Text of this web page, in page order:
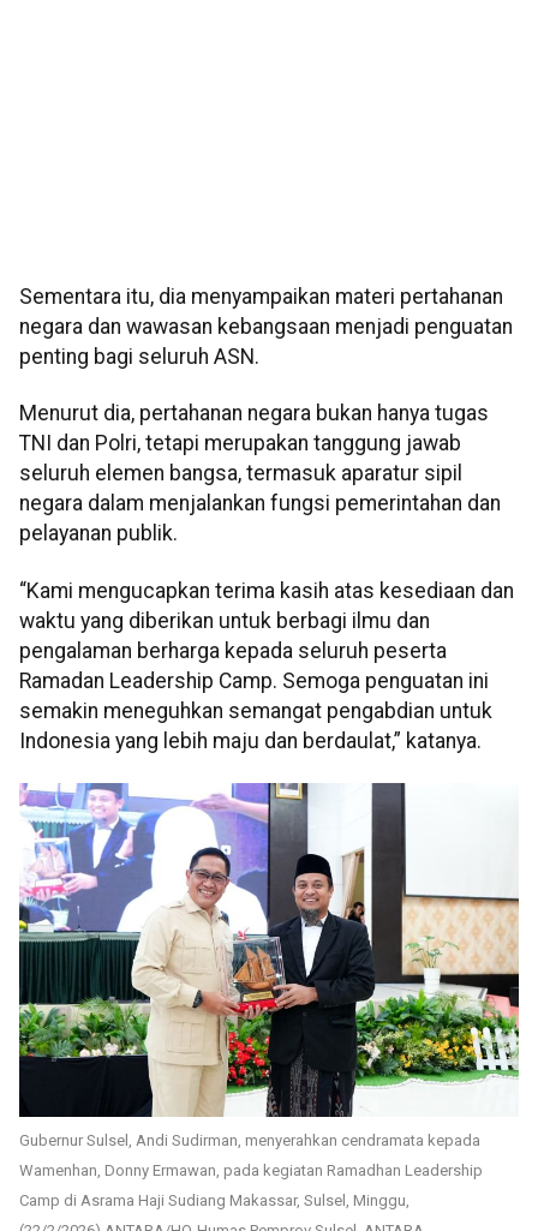
Sementara itu, dia menyampaikan materi pertahanan
negara dan wawasan kebangsaan menjadi penguatan
penting bagi seluruh ASN.
Menurut dia, pertahanan negara bukan hanya tugas
TNI dan Polri, tetapi merupakan tanggung jawab
seluruh elemen bangsa, termasuk aparatur sipil
negara dalam menjalankan fungsi pemerintahan dan
pelayanan publik.
“Kami mengucapkan terima kasih atas kesediaan dan
waktu yang diberikan untuk berbagi ilmu dan
pengalaman berharga kepada seluruh peserta
Ramadan Leadership Camp. Semoga penguatan ini
semakin meneguhkan semangat pengabdian untuk
Indonesia yang lebih maju dan berdaulat,” katanya.
Gubernur Sulsel, Andi Sudirman, menyerahkan cendramata kepada
Wamenhan, Donny Ermawan, pada kegiatan Ramadhan Leadership
Camp di Asrama Haji Sudiang Makassar, Sulsel, Minggu,